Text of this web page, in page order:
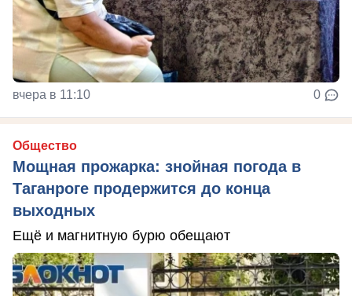
вчера в 11:10 0
Общество
Мощная прожарка: знойная погода в
Таганроге продержится до конца
выходных
Ещё и магнитную бурю обещают